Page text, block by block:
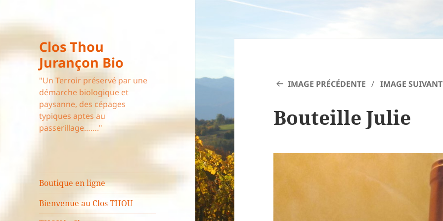
Clos Thou
Jurançon Bio
"Un Terroir préservé par une
démarche biologique et
paysanne, des cépages
typiques aptes au
passerillage……."
Boutique en ligne
Bienvenue au Clos THOU
IMAGE PRÉCÉDENTE IMAGE
Bouteille Julie